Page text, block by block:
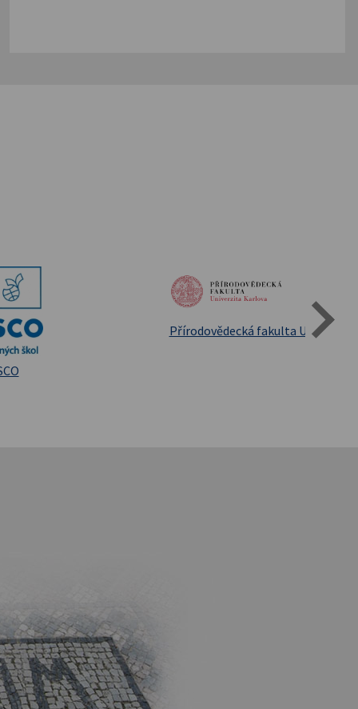
Státní oblastní archív Třeboň